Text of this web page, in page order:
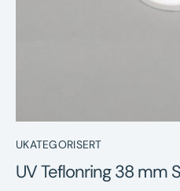
UKATEGORISERT
UV Teflonring 38 mm